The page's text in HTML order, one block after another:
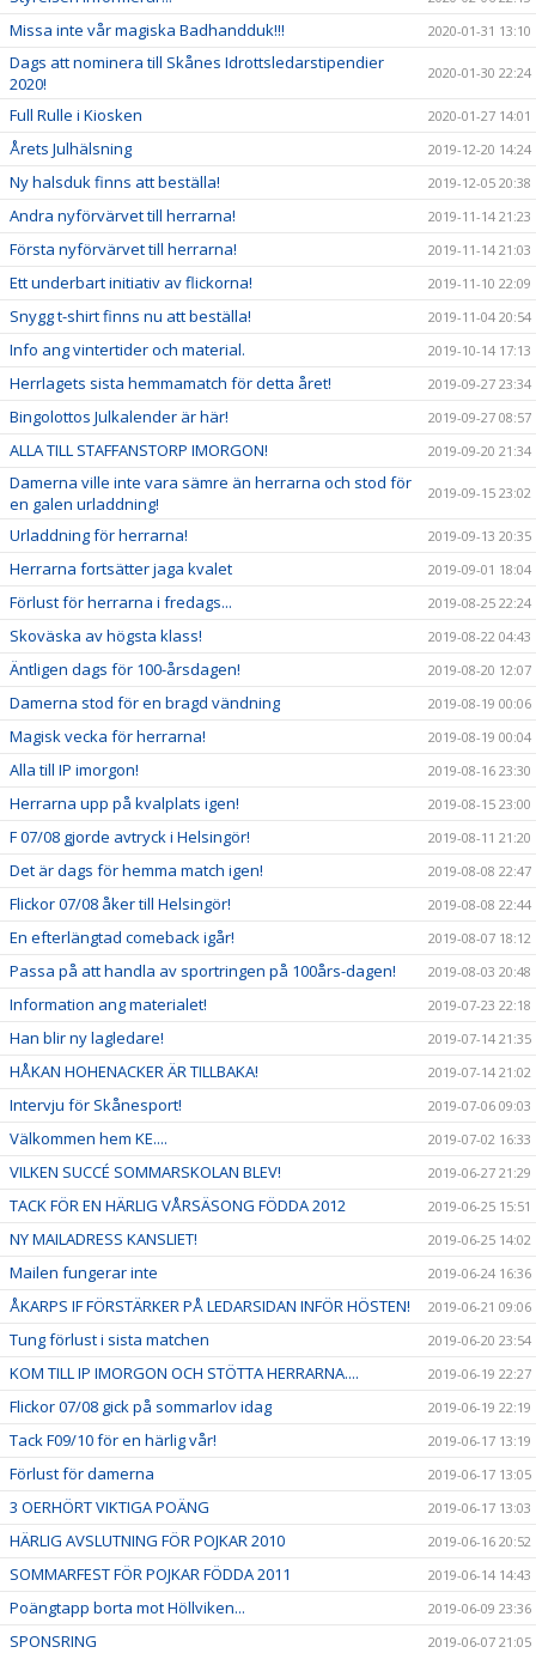
Missa inte vår magiska Badhandduk!!! 2020-01-31 13:10
Dags att nominera till Skånes Idrottsledarstipendier
2020!
2020-01-30 22:24
Full Rulle i Kiosken 2020-01-27 14:01
Årets Julhälsning 2019-12-20 14:24
Ny halsduk finns att beställa! 2019-12-05 20:38
Andra nyförvärvet till herrarna! 2019-11-14 21:23
Första nyförvärvet till herrarna! 2019-11-14 21:03
Ett underbart initiativ av flickorna! 2019-11-10 22:09
Snygg t-shirt finns nu att beställa! 2019-11-04 20:54
Info ang vintertider och material. 2019-10-14 17:13
Herrlagets sista hemmamatch för detta året! 2019-09-27 23:34
Bingolottos Julkalender är här! 2019-09-27 08:57
ALLA TILL STAFFANSTORP IMORGON! 2019-09-20 21:34
Damerna ville inte vara sämre än herrarna och stod för
en galen urladdning!
2019-09-15 23:02
Urladdning för herrarna! 2019-09-13 20:35
Herrarna fortsätter jaga kvalet 2019-09-01 18:04
Förlust för herrarna i fredags... 2019-08-25 22:24
Skoväska av högsta klass! 2019-08-22 04:43
Äntligen dags för 100-årsdagen! 2019-08-20 12:07
Damerna stod för en bragd vändning 2019-08-19 00:06
Magisk vecka för herrarna! 2019-08-19 00:04
Alla till IP imorgon! 2019-08-16 23:30
Herrarna upp på kvalplats igen! 2019-08-15 23:00
F 07/08 gjorde avtryck i Helsingör! 2019-08-11 21:20
Det är dags för hemma match igen! 2019-08-08 22:47
Flickor 07/08 åker till Helsingör! 2019-08-08 22:44
En efterlängtad comeback igår! 2019-08-07 18:12
Passa på att handla av sportringen på 100års-dagen! 2019-08-03 20:48
Information ang materialet! 2019-07-23 22:18
Han blir ny lagledare! 2019-07-14 21:35
HÅKAN HOHENACKER ÄR TILLBAKA! 2019-07-14 21:02
Intervju för Skånesport! 2019-07-06 09:03
Välkommen hem KE.... 2019-07-02 16:33
VILKEN SUCCÉ SOMMARSKOLAN BLEV! 2019-06-27 21:29
TACK FÖR EN HÄRLIG VÅRSÄSONG FÖDDA 2012 2019-06-25 15:51
NY MAILADRESS KANSLIET! 2019-06-25 14:02
Mailen fungerar inte 2019-06-24 16:36
ÅKARPS IF FÖRSTÄRKER PÅ LEDARSIDAN INFÖR HÖSTEN! 2019-06-21 09:06
Tung förlust i sista matchen 2019-06-20 23:54
KOM TILL IP IMORGON OCH STÖTTA HERRARNA.... 2019-06-19 22:27
Flickor 07/08 gick på sommarlov idag 2019-06-19 22:19
Tack F09/10 för en härlig vår! 2019-06-17 13:19
Förlust för damerna 2019-06-17 13:05
3 OERHÖRT VIKTIGA POÄNG 2019-06-17 13:03
HÄRLIG AVSLUTNING FÖR POJKAR 2010 2019-06-16 20:52
SOMMARFEST FÖR POJKAR FÖDDA 2011 2019-06-14 14:43
Poängtapp borta mot Höllviken... 2019-06-09 23:36
SPONSRING 2019-06-07 21:05